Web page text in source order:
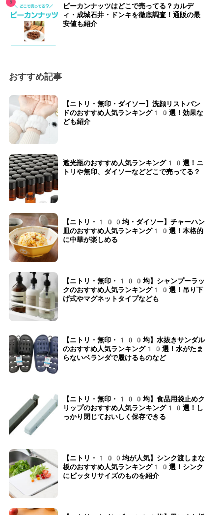
ピーカンナッツはどこで売ってる？カルデ
ィ・成城石井・ドンキを徹底調査！通販の最
安値も紹介
おすすめ記事
【ニトリ・無印・ダイソー】洗顔リストバン
ドのおすすめ人気ランキング10選！効果な
ども紹介
遮光瓶のおすすめ人気ランキング10選！ニ
トリや無印、ダイソーなどどこで売ってる？
【ニトリ・100均・ダイソー】チャーハン
皿のおすすめ人気ランキング10選！本格的
に中華が楽しめる
【ニトリ・無印・100均】シャンプーラッ
クのおすすめ人気ランキング10選！吊り下
げ式やマグネットタイプなども
【ニトリ・無印・100均】水抜きサンダル
のおすすめ人気ランキング10選！水がたま
らないベランダで履けるものなど
【ニトリ・無印・100均】食品用袋止めク
リップのおすすめ人気ランキング10選！し
っかり閉じておいしく保存できる
【ニトリ・100均が人気】シンク渡しまな
板のおすすめ人気ランキング10選！シンク
にピッタリサイズのものを紹介